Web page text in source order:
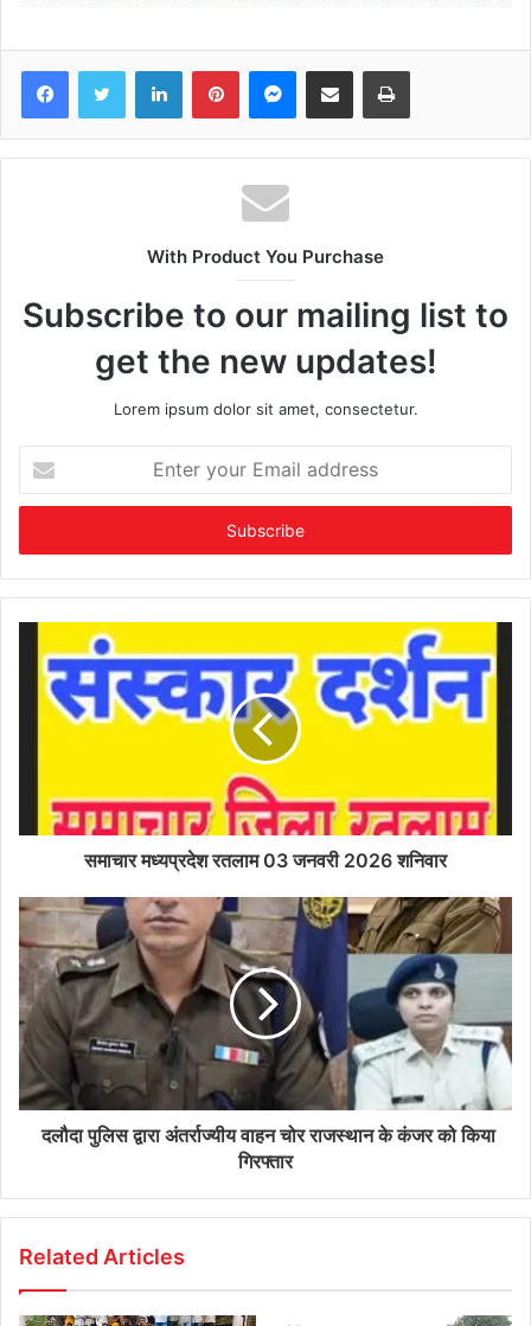
FacebookTwitter LinkedInPinterestMessenger
Share via Email Print
With Product You Purchase
Subscribe to our mailing list to
get the new updates!
Lorem ipsum dolor sit amet, consectetur.
your
Email
समाचार मध्यप्रदेश रतलाम 03 जनवरी 2026 शनिवार
दलौदा पुलिस द्वारा अंतर्राज्यीय वाहन चोर राजस्थान के कंजर को किया
गिरफ्तार
Related Articles